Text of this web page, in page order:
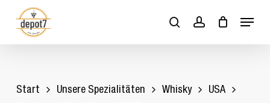
main
searchaccount
Menu
Close
Start Unsere Spezialitäten Whisky
USA